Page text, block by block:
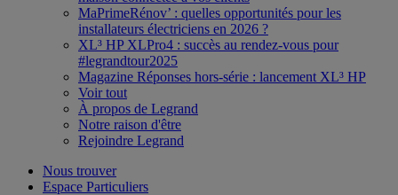
MaPrimeRénov’ : quelles opportunités pour les
installateurs électriciens en 2026 ?
XL³ HP XLPro4 : succès au rendez-vous pour
#legrandtour2025
Magazine Réponses hors-série : lancement XL³ HP
Voir tout
À propos de Legrand
Notre raison d'être
Rejoindre Legrand
Nous trouver
Espace Particuliers